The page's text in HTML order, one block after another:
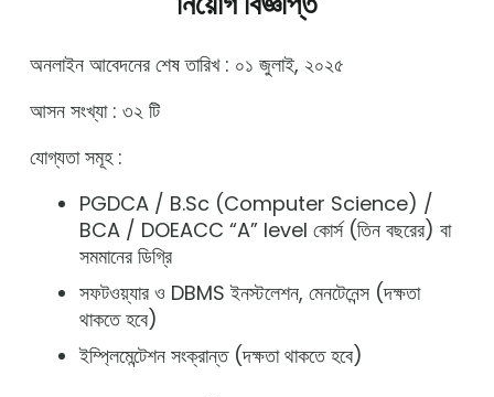
অনলাইন আবেদনের শেষ তারিখ : ০১ জুলাই, ২০২৫
আসন সংখ্যা : ৩২ টি
যোগ্যতা সমূহ :
PGDCA / B.Sc (Computer Science) /
BCA / DOEACC “A” level কোর্স (তিন বছরের) বা
সমমানের ডিগ্রি
সফটওয়্যার ও DBMS ইনস্টলেশন, মেনটেনেন্স (দক্ষতা
থাকতে হবে)
ইম্প্লিমেন্টেশন সংক্রান্ত (দক্ষতা থাকতে হবে)